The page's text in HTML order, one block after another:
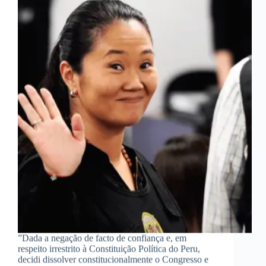
”Dada a negação de facto de confiança e, em
respeito irrestrito à Constituição Política do Peru,
decidi dissolver constitucionalmente o Congresso e